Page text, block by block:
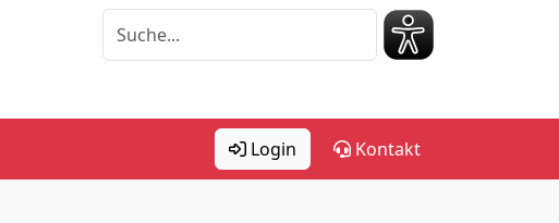
Login Kontakt